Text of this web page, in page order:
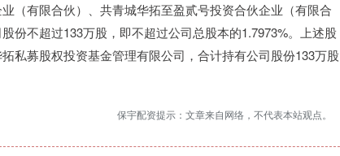
有限合伙）、共青城华拓至盈贰号投资合伙企业（有限合
份不超过133万股，即不超过公司总股本的1.7973%。上述股
私募股权投资基金管理有限公司，合计持有公司股份133万股
保宇配资提示：文章来自网络，不代表本站观点。